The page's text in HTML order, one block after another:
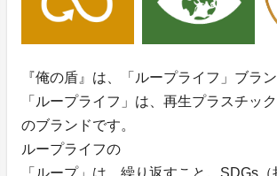
『俺の盾』は、「ループライフ」ブラ
「ループライフ」は、再生プラスチッ
のブランドです。
ループライフの
「ループ」は、繰り返すこと。SDGs